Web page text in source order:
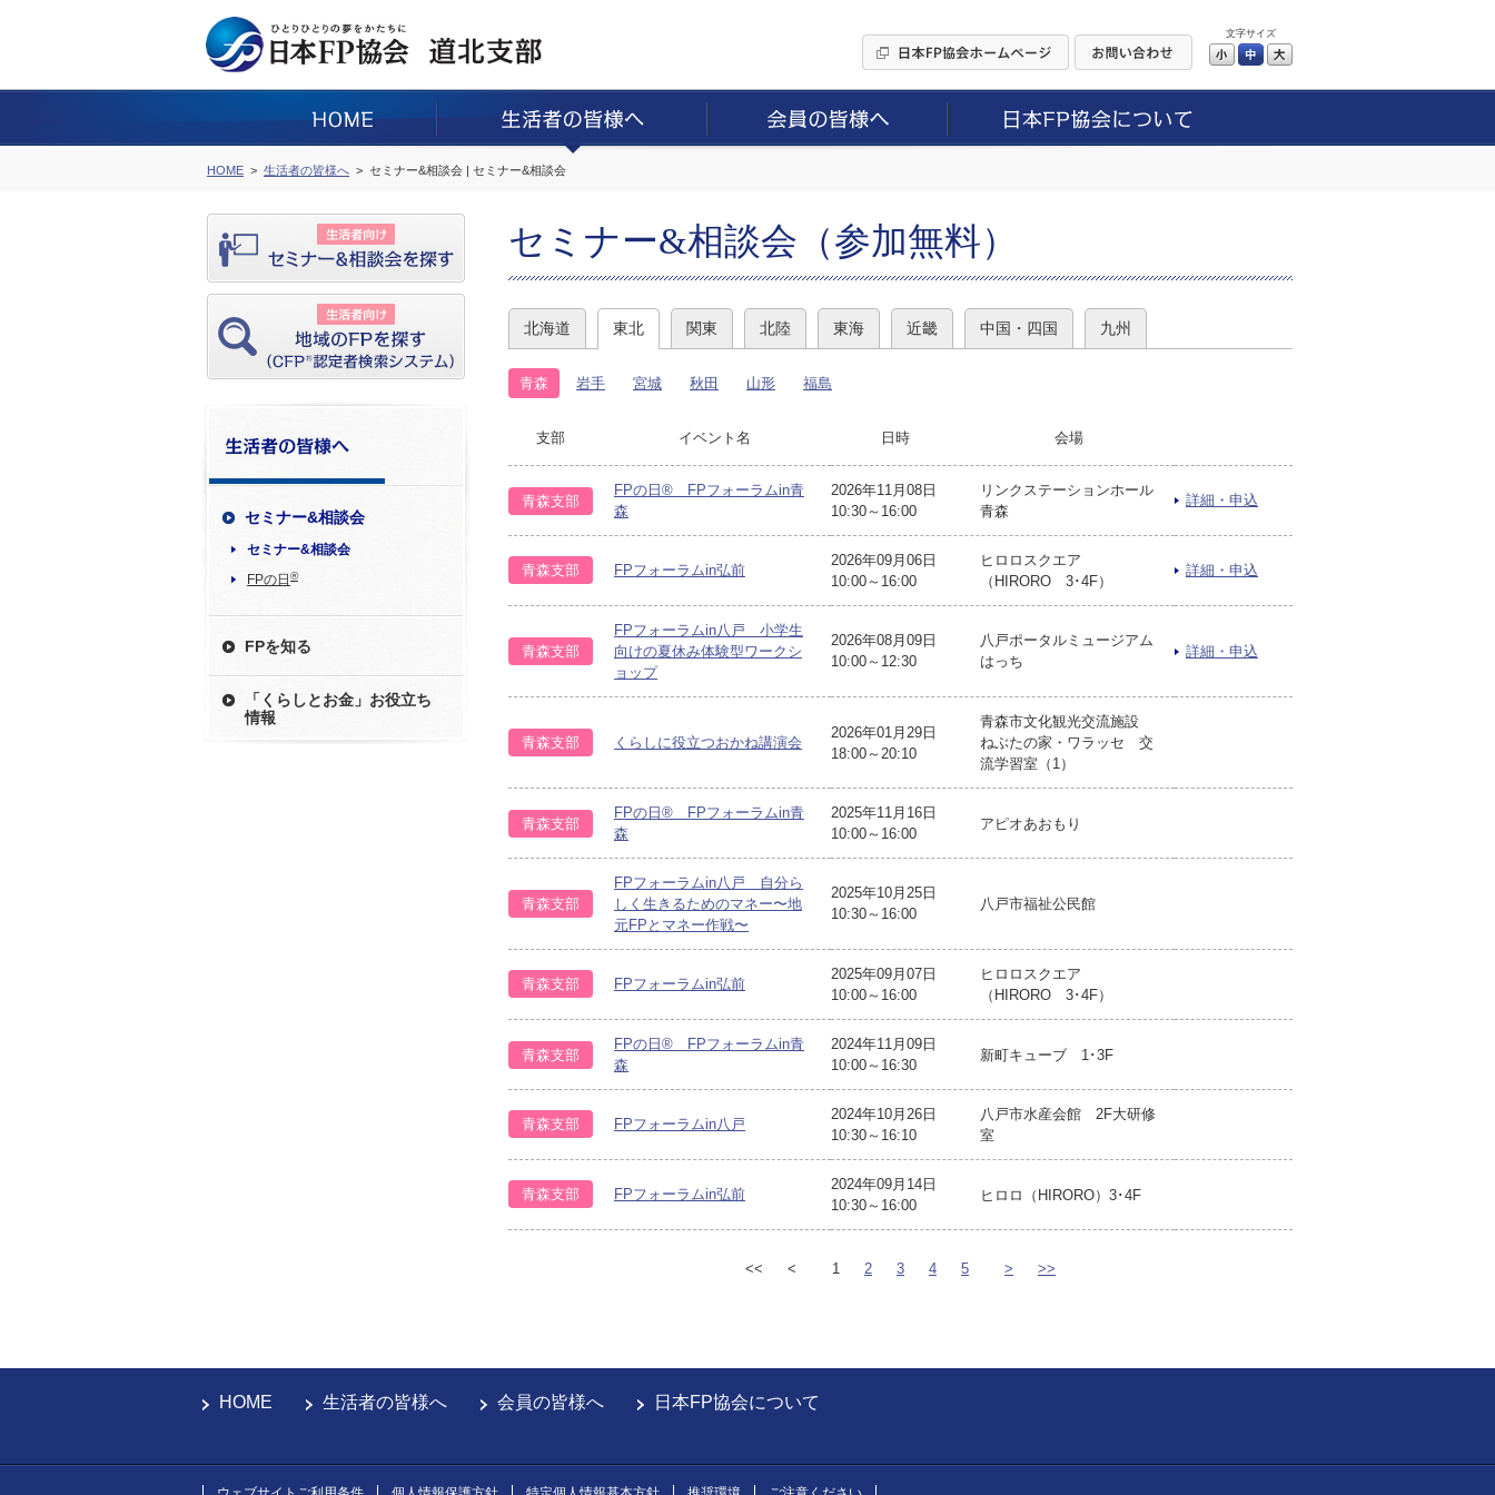
文字サイズ
小 中
HOME 生活者の皆様へ セミナー&相談会 | セミナー&相談会
セミナー&相談会
セミナー&相談会
FPの日 ®
FPを知る
「くらしとお金」お役立ち
情報
セミナー&相談会（参加無料）
北海道 東北 関東 北陸 東海 近畿 中国・四国 九州
青森 岩手 宮城 秋田 山形 福島
支部 イベント名 日時 会場
青森支部
FPの日® FPフォーラムin青
森
2026年11月08日
10:30～16:00
リンクステーションホール
青森
詳細・申込
青森支部 FPフォーラムin弘前
2026年09月06日
10:00～16:00
ヒロロスクエア
（HIRORO 3･4F）
詳細・申込
青森支部
FPフォーラムin八戸 小学生
向けの夏休み体験型ワークシ
ョップ
2026年08月09日
10:00～12:30
八戸ポータルミュージアム
はっち
詳細・申込
青森支部 くらしに役立つおかね講演会
2026年01月29日
18:00～20:10
青森市文化観光交流施設
ねぶたの家・ワラッセ 交
流学習室（1）
青森支部
FPの日® FPフォーラムin青
森
2025年11月16日
10:00～16:00
アピオあおもり
青森支部
FPフォーラムin八戸 自分ら
しく生きるためのマネー〜地
元FPとマネー作戦〜
2025年10月25日
10:30～16:00
八戸市福祉公民館
青森支部 FPフォーラムin弘前
2025年09月07日
10:00～16:00
ヒロロスクエア
（HIRORO 3･4F）
青森支部
FPの日® FPフォーラムin青
森
2024年11月09日
10:00～16:30
新町キューブ 1･3F
青森支部 FPフォーラムin八戸
2024年10月26日
10:30～16:10
八戸市水産会館 2F大研修
室
青森支部 FPフォーラムin弘前
2024年09月14日
10:30～16:00
ヒロロ（HIRORO）3･4F
<< < 1 2 3 4 5 > >>
HOME 生活者の皆様へ 会員の皆様へ 日本FP協会について